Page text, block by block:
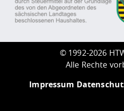
© 1992-2026
Alle Rechte
Impressum